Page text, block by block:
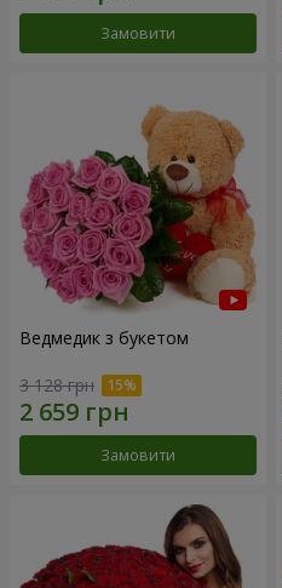
Замовити
Ведмедик з букетом
3 128 грн
Замовити